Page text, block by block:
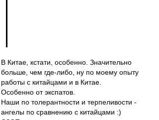
В Китае, кстати, особенно. Значительно
больше, чем где-либо, ну по моему опыту
работы с китайцами и в Китае.
Особенно от экспатов.
Наши по толерантности и терпеливости -
ангелы по сравнению с китайцами :)